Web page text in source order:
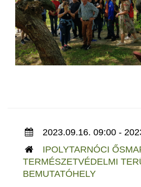
2023.09.16. 09:00 -
IPOLYTARNÓCI
TERMÉSZETVÉDELMI
BEMUTATÓHELY